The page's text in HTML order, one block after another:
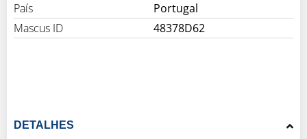
País
Portugal
Mascus ID
48378D62
DETALHES